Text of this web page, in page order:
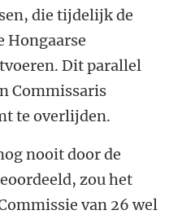
die tijdelijk de
Hongaarse
Dit parallel
Commissaris
te overlijden.
nooit door de
zou het
van 26 wel